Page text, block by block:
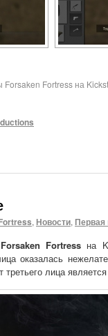
Forsaken Fortress на
, Новости, Первая
Forsaken Fortress на
оказалась
лица